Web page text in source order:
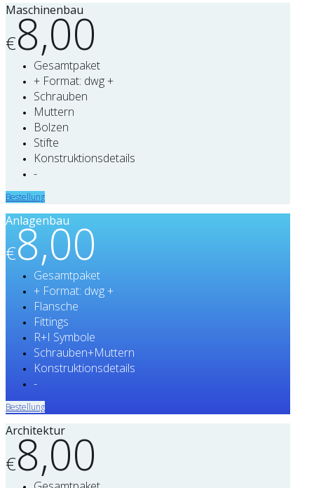
Maschinenbau
€8,00
Gesamtpaket
+ Format: dwg +
Schrauben
Muttern
Bolzen
Stifte
Konstruktionsdetails
-
Bestellung
Anlagenbau
€8,00
Gesamtpaket
+ Format: dwg +
Flansche
Fittings
R+I Symbole
Schrauben+Muttern
Konstruktionsdetails
-
Bestellung
Architektur
€8,00